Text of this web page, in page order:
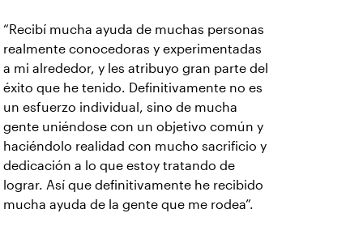
“Recibí mucha ayuda de muchas personas
realmente conocedoras y experimentadas
a mi alrededor, y les atribuyo gran parte del
éxito que he tenido. Definitivamente no es
un esfuerzo individual, sino de mucha
gente uniéndose con un objetivo común y
haciéndolo realidad con mucho sacrificio y
dedicación a lo que estoy tratando de
lograr. Así que definitivamente he recibido
mucha ayuda de la gente que me rodea”.